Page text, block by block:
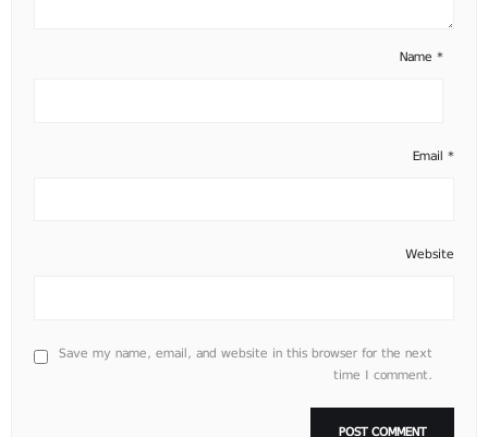
Name *
Email *
Website
Save my name, email, and website in this browser for the next
time I comment.